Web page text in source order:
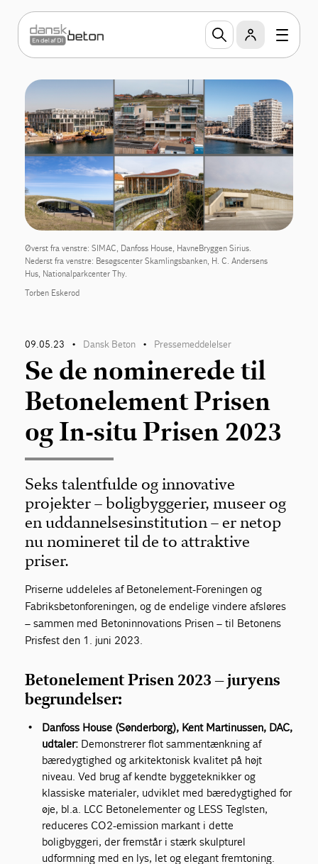
Øverst fra venstre: SIMAC, Danfoss House, HavneBryggen Sirius.
Nederst fra venstre: Besøgscenter Skamlingsbanken, H. C. Andersens
Hus, Nationalparkcenter Thy.
Torben Eskerod
09.05.23 • Dansk Beton • Pressemeddelelser
Se de nominerede til
Betonelement Prisen
og In-situ Prisen 2023
Seks talentfulde og innovative
projekter – boligbyggerier, museer og
en uddannelsesinstitution – er netop
nu nomineret til de to attraktive
priser.
Priserne uddeleles af Betonelement-Foreningen og
Fabriksbetonforeningen, og de endelige vindere afsløres
– sammen med Betoninnovations Prisen – til Betonens
Prisfest den 1. juni 2023.
Betonelement Prisen 2023 – juryens
begrundelser:
Danfoss House (Sønderborg), Kent Martinussen, DAC,
udtaler: Demonstrerer flot sammentænkning af
bæredygtighed og arkitektonisk kvalitet på højt
niveau. Ved brug af kendte byggeteknikker og
klassiske materialer, udviklet med bæredygtighed for
øje, bl.a. LCC Betonelementer og LESS Teglsten,
reduceres CO2-emission markant i dette
boligbyggeri, der fremstår i stærk skulpturel
udformning med en lys, let og elegant fremtoning.